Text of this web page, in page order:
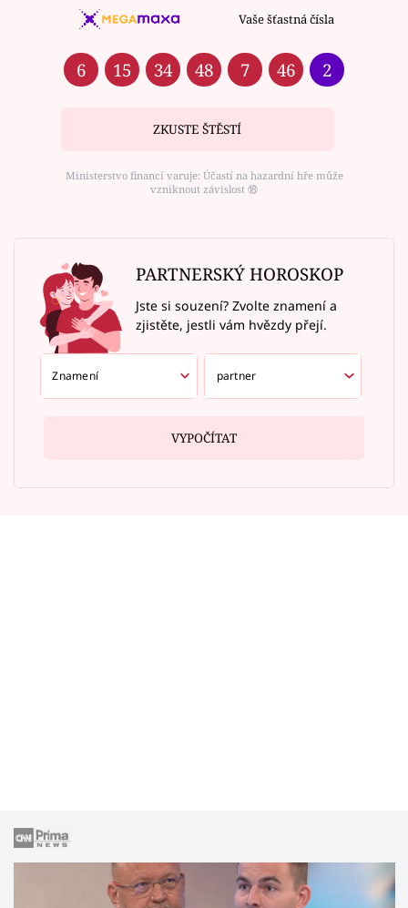
Vaše šťastná čísla
6 15 34 48 7 46 2
ZKUSTE ŠTĚSTÍ
Ministerstvo financí varuje: Účastí na hazardní hře může
vzniknout závislost ⑱
PARTNERSKÝ HOROSKOP
Jste si souzení? Zvolte znamení a
zjistěte, jestli vám hvězdy přejí.
VYPOČÍTAT